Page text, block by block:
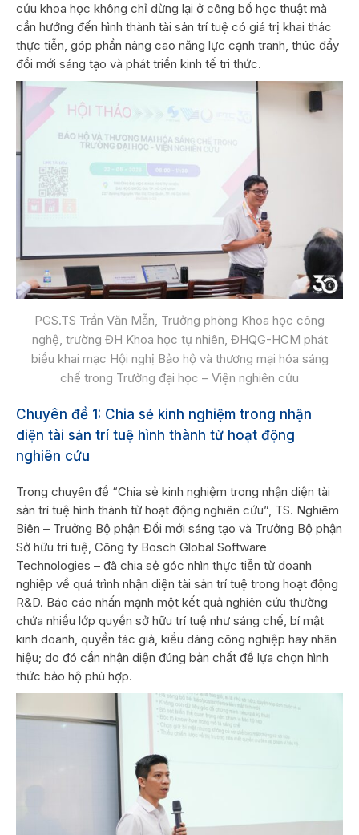
cứu khoa học không chỉ dừng lại ở công bố học thuật mà
cần hướng đến hình thành tài sản trí tuệ có giá trị khai thác
thực tiễn, góp phần nâng cao năng lực cạnh tranh, thúc đẩy
đổi mới sáng tạo và phát triển kinh tế tri thức.
PGS.TS Trần Văn Mẫn, Trưởng phòng Khoa học công
nghệ, trường ĐH Khoa học tự nhiên, ĐHQG-HCM phát
biểu khai mạc Hội nghị Bảo hộ và thương mại hóa sáng
chế trong Trường đại học – Viện nghiên cứu
Chuyên đề 1: Chia sẻ kinh nghiệm trong nhận
diện tài sản trí tuệ hình thành từ hoạt động
nghiên cứu
Trong chuyên đề “Chia sẻ kinh nghiệm trong nhận diện tài
sản trí tuệ hình thành từ hoạt động nghiên cứu”, TS. Nghiêm
Biên – Trưởng Bộ phận Đổi mới sáng tạo và Trưởng Bộ phận
Sở hữu trí tuệ, Công ty Bosch Global Software
Technologies – đã chia sẻ góc nhìn thực tiễn từ doanh
nghiệp về quá trình nhận diện tài sản trí tuệ trong hoạt động
R&D. Báo cáo nhấn mạnh một kết quả nghiên cứu thường
chứa nhiều lớp quyền sở hữu trí tuệ như sáng chế, bí mật
kinh doanh, quyền tác giả, kiểu dáng công nghiệp hay nhãn
hiệu; do đó cần nhận diện đúng bản chất để lựa chọn hình
thức bảo hộ phù hợp.